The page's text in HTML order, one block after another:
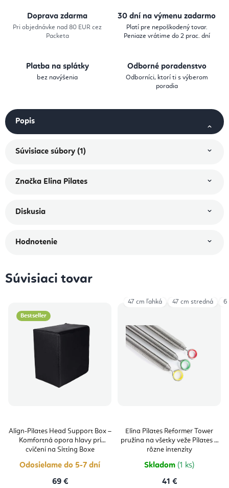
Doprava zdarma
Pri objednávke nad 80 EUR cez
Packeta
30 dní na výmenu zadarmo
Platí pre nepoškodený tovar.
Peniaze vrátime do 2 prac. dní
Platba na splátky
bez navýšenia
Odborné poradenstvo
Odborníci, ktorí ti s výberom
poradia
Popis
Súvisiace súbory (1)
Značka Elina Pilates
Diskusia
Hodnotenie
Súvisiaci tovar
Bestseller
Align-Pilates Head Support Box –
Komfortná opora hlavy pri
cvičení na Sitting Boxe
Odosielame do 5-7 dní
69 €
Elina Pilates Reformer Tower
pružina na všetky veže Pilates 3
rôzne intenzity
Skladom (1 ks)
41 €
47 cm ľahká 47 cm stredná